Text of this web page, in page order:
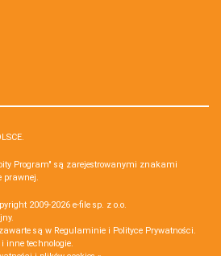
Program" są zarejestrowanymi znakami
prawnej.
2009-2026 e-file sp. z o.o.
są w Regulaminie i Polityce Prywatności.
inne technologie.